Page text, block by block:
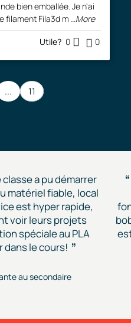
bien emballée. Je n'ai
filament Fila3d m ...More
Utile? 0 0
... 11
a pu démarrer
matériel fiable, local
est hyper rapide,
voir leurs projets
spéciale au PLA
le cours!
au secondaire